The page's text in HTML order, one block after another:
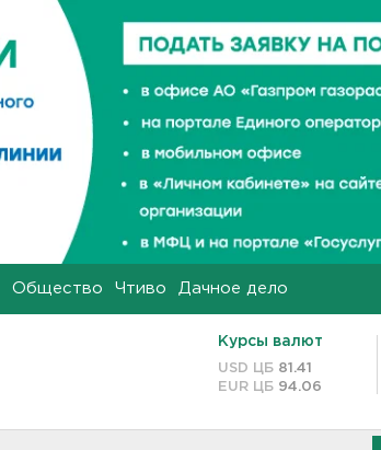
Общество Чтиво Дачное дело
Курсы валют
USD ЦБ 81.41
EUR ЦБ 94.06